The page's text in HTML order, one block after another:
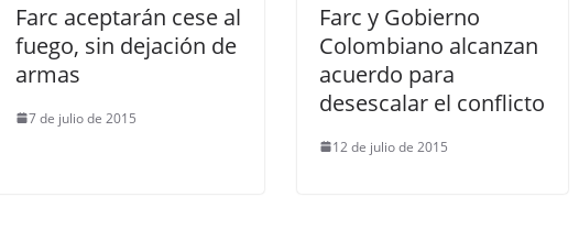
Farc aceptarán cese al
fuego, sin dejación de
armas
7 de julio de 2015
Farc y Gobierno
Colombiano alcanzan
acuerdo para
desescalar el conflicto
12 de julio de 2015